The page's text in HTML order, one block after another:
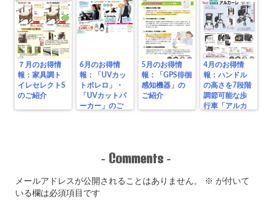
７月のお得情
報：家具調ト
イレセレクトS
のご紹介
6月のお得情
報：「UVカッ
トボレロ」・
「UVカットパ
ーカー」のご
5月のお得情
報：「GPS徘徊
感知機器」の
ご紹介
4月のお得情
報：ハンドル
の高さを7段階
調節可能な歩
行車「アルカ
- Comments -
メールアドレスが公開されることはありません。 ※ が付いて
いる欄は必須項目です